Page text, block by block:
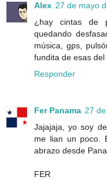
Alex 27 de mayo
¿hay cintas de
quedando
música, gps,
fundita de esas del
Responder
Fer Panama 27
Jajajaja, yo soy
me lian un poco.
abrazo desde
FER